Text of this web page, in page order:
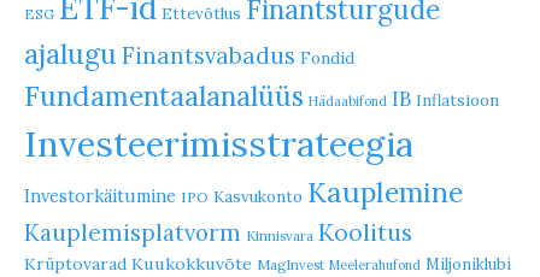
ESG ETF-id Ettevõtlus Finantsturgude
ajalugu Finantsvabadus Fondid
Fundamentaalanalüüs Hädaabifond IB Inflatsioon
Investeerimisstrateegia
Investorkäitumine IPO Kasvukonto Kauplemine
Kauplemisplatvorm Kinnisvara Koolitus
Krüptovarad Kuukokkuvõte MagInvest Meelerahufond Miljoniklubi